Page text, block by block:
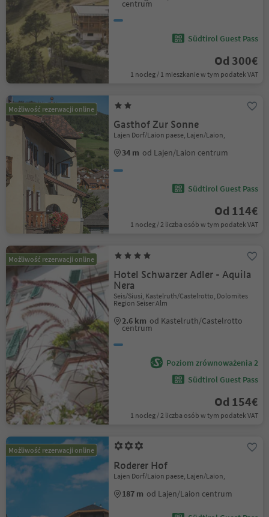
centrum
Südtirol Guest Pass
Od 300€
1 nocleg / 1 mieszkanie w tym podatek VAT
Możliwość rezerwacji online
Gasthof Zur Sonne
Lajen Dorf/Laion paese, Lajen/Laion,
34 m od Lajen/Laion centrum
Südtirol Guest Pass
Od 114€
1 nocleg / 2 liczba osób w tym podatek VAT
Możliwość rezerwacji online
Hotel Schwarzer Adler - Aquila
Nera
Seis/Siusi, Kastelruth/Castelrotto, Dolomites
Region Seiser Alm
2.6 km od Kastelruth/Castelrotto
centrum
Poziom zrównoważenia 2
Südtirol Guest Pass
Od 154€
1 nocleg / 2 liczba osób w tym podatek VAT
Możliwość rezerwacji online
Roderer Hof
Lajen Dorf/Laion paese, Lajen/Laion,
187 m od Lajen/Laion centrum